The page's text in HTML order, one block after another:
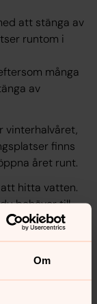
Om
att stänga av
runtom i
många
av
vinterhalvåret,
finns
året runt.
hitta vatten.
behöver till
sätta igång
tillåter.